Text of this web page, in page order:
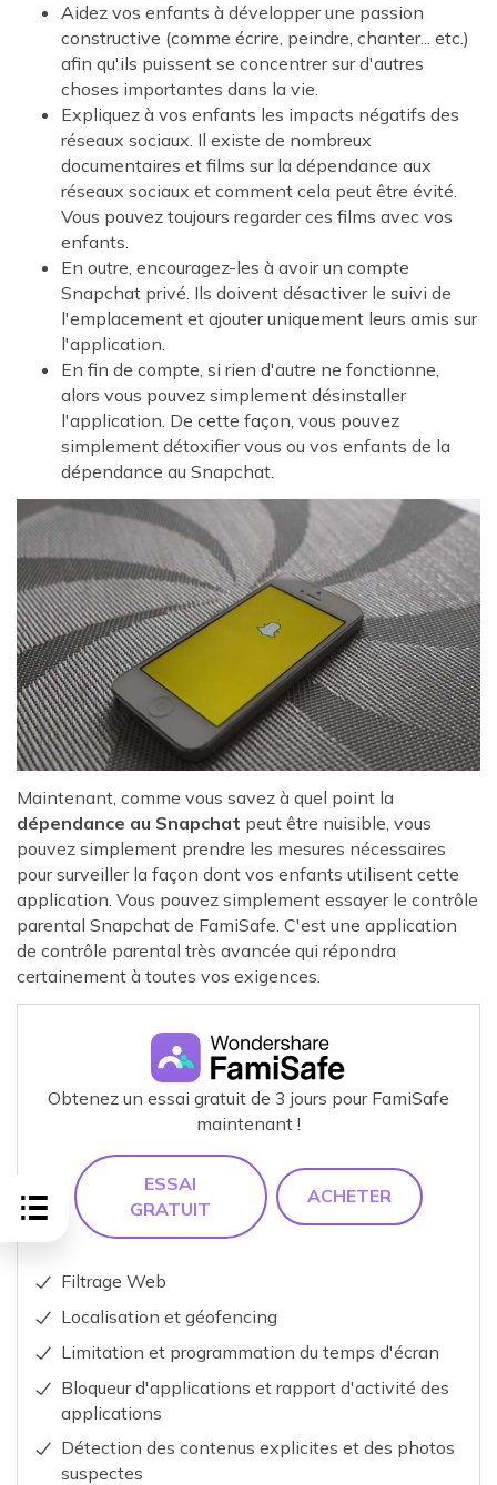
Aidez vos enfants à développer une passion
constructive (comme écrire, peindre, chanter... etc.)
afin qu'ils puissent se concentrer sur d'autres
choses importantes dans la vie.
Expliquez à vos enfants les impacts négatifs des
réseaux sociaux. Il existe de nombreux
documentaires et films sur la dépendance aux
réseaux sociaux et comment cela peut être évité.
Vous pouvez toujours regarder ces films avec vos
enfants.
En outre, encouragez-les à avoir un compte
Snapchat privé. Ils doivent désactiver le suivi de
l'emplacement et ajouter uniquement leurs amis sur
l'application.
En fin de compte, si rien d'autre ne fonctionne,
alors vous pouvez simplement désinstaller
l'application. De cette façon, vous pouvez
simplement détoxifier vous ou vos enfants de la
dépendance au Snapchat.
Maintenant, comme vous savez à quel point la
dépendance au Snapchat peut être nuisible, vous
pouvez simplement prendre les mesures nécessaires
pour surveiller la façon dont vos enfants utilisent cette
application. Vous pouvez simplement essayer le contrôle
parental Snapchat de FamiSafe. C'est une application
de contrôle parental très avancée qui répondra
certainement à toutes vos exigences.
Obtenez un essai gratuit de 3 jours pour FamiSafe
maintenant !
ESSAI
GRATUIT
ACHETER
Filtrage Web
Localisation et géofencing
Limitation et programmation du temps d'écran
Bloqueur d'applications et rapport d'activité des
applications
Détection des contenus explicites et des photos
suspectes